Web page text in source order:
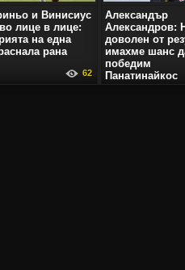
и Винисиус
лице в лице:
на една
рана
62
Александър
Александров:
доволен от
имахме шанс
победим
Панатинайкос